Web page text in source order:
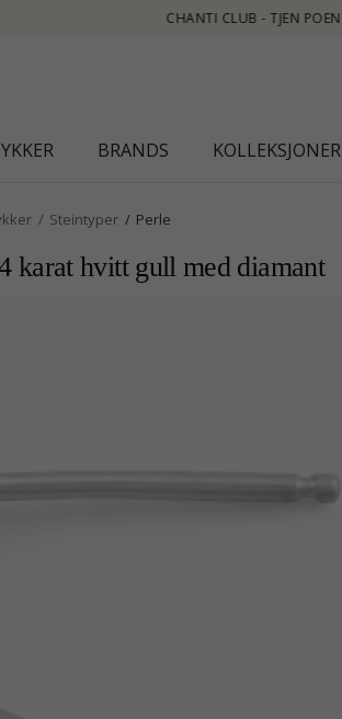
- KLIKK HER
BRANDS KOLLEKSJONER
Steintyper Perle
karat hvitt gull med diamant